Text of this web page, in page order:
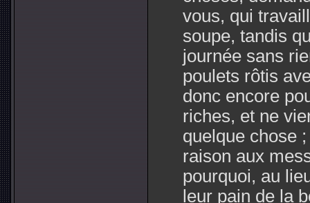
vous, qui
soupe, tandis
journée sans
poulets rôtis
donc encore
riches, et ne
quelque chose
raison aux
pourquoi, au
leur pain de la